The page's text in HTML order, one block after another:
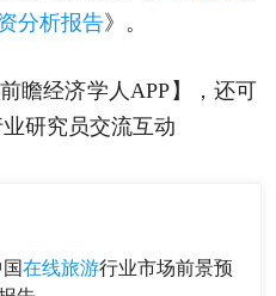
分析报告》。
瞻经济学人APP】，还可
研究员交流互动
在线旅游行业市场前景预